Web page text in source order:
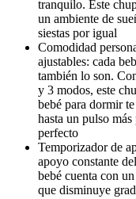
tranquilo. Este
un ambiente de
siestas por igual
Comodidad
ajustables: cada
también lo son.
y 3 modos, este
bebé para dormir
hasta un pulso
perfecto
Temporizador de
apoyo constante
bebé cuenta con
que disminuye